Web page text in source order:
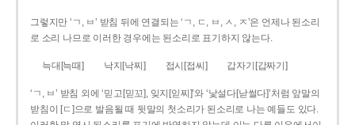
그렇지만 ‘ㄱ, ㅂ’ 받침 뒤에 연결되는 ‘ㄱ, ㄷ, ㅂ, ㅅ, ㅈ’은 언제나 된소리
로 소리 나므로 이러한 경우에는 된소리로 표기하지 않는다.
늑대[늑때] 낙지[낙찌] 접시[접씨] 갑자기[갑짜기]
‘ㄱ, ㅂ’ 받침 외에 ‘믿고[믿꼬], 잊지[읻찌]’와 ‘낯설다[낟썰다]’처럼 앞말의
받침이 [ㄷ]으로 발음될 때 뒷말의 첫소리가 된소리로 나는 예들도 있다.